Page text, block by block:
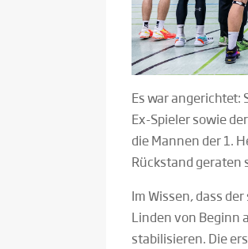
Es war angerichtet:
Ex-Spieler sowie
die Mannen der 1.
Rückstand geraten
Im Wissen, dass
Linden von Beginn
stabilisieren. Die